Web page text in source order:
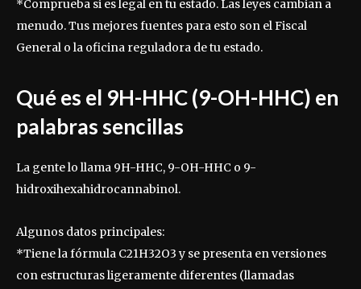
*Comprueba si es legal en tu estado. Las leyes cambian a
menudo. Tus mejores fuentes para esto son el Fiscal
General o la oficina reguladora de tu estado.
Qué es el 9H-HHC (9-OH-HHC) en
palabras sencillas
La gente lo llama 9H-HHC, 9-OH-HHC o 9-
hidroxihexahidrocannabinol.
Algunos datos principales:
*Tiene la fórmula C21H32O3 y se presenta en versiones
con estructuras ligeramente diferentes (llamadas